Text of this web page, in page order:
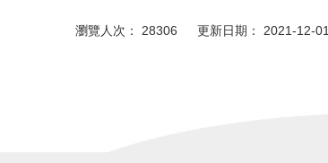
瀏覽人次： 28306 更新日期： 2021-12-01